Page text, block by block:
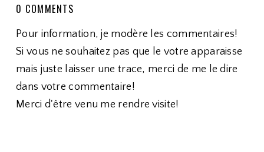
0 COMMENTS
Pour information, je modère les commentaires!
Si vous ne souhaitez pas que le votre apparaisse
mais juste laisser une trace, merci de me le dire
dans votre commentaire!
Merci d'être venu me rendre visite!